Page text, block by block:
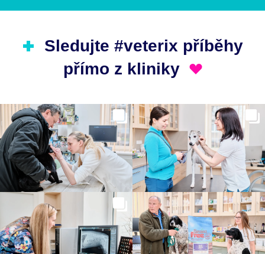
Sledujte #veterix příběhy
přímo z kliniky